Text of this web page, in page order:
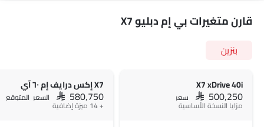
قارن متغيرات بي إم دبليو X7
بنزين
X7 xDrive 40i
SAR 500,250 سعر
مزايا النسخة الأساسية
X7 إكس درايف إم ٦٠ آي
SAR 580,750 السعر المتوقع
+ 14 ميزة إضافية